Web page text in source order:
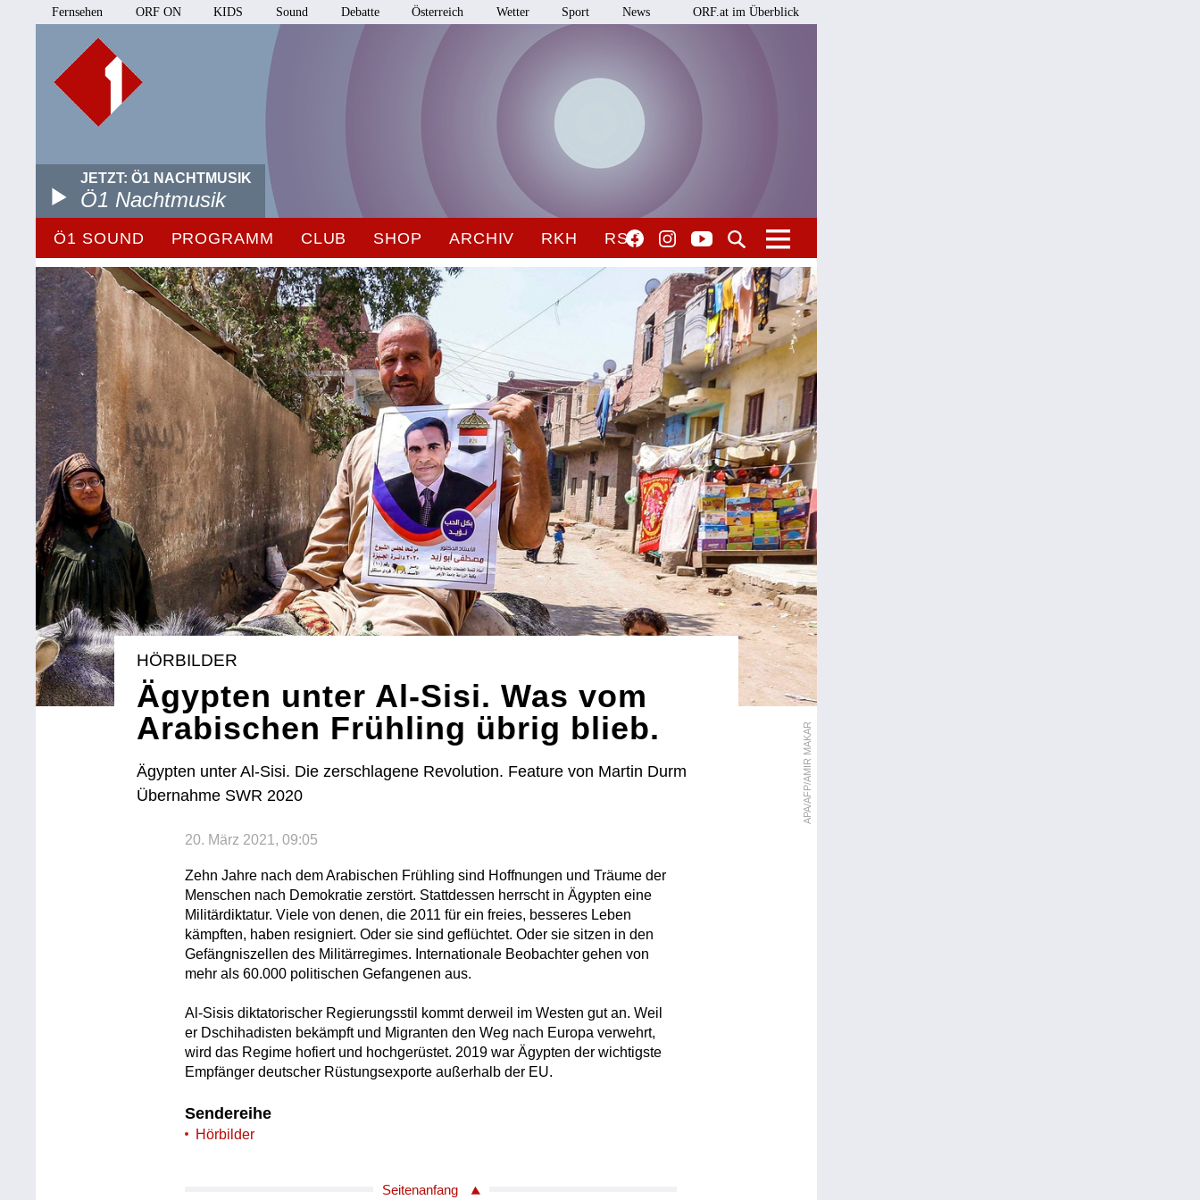
Fernsehen ORF ON KIDS Sound Debatte Österreich Wetter Sport News ORF.at im Überblick
JETZT: Ö1 NACHTMUSIK
Ö1 Nachtmusik
Ö1 SOUND PROGRAMM CLUB SHOP ARCHIV RKH RSO
APA/AFP/AMIR MAKAR
HÖRBILDER
Ägypten unter Al-Sisi. Was vom
Arabischen Frühling übrig blieb.
Ägypten unter Al-Sisi. Die zerschlagene Revolution. Feature von Martin Durm
Übernahme SWR 2020
20. März 2021, 09:05
Zehn Jahre nach dem Arabischen Frühling sind Hoffnungen und Träume der
Menschen nach Demokratie zerstört. Stattdessen herrscht in Ägypten eine
Militärdiktatur. Viele von denen, die 2011 für ein freies, besseres Leben
kämpften, haben resigniert. Oder sie sind geflüchtet. Oder sie sitzen in den
Gefängniszellen des Militärregimes. Internationale Beobachter gehen von
mehr als 60.000 politischen Gefangenen aus.
Al-Sisis diktatorischer Regierungsstil kommt derweil im Westen gut an. Weil
er Dschihadisten bekämpft und Migranten den Weg nach Europa verwehrt,
wird das Regime hofiert und hochgerüstet. 2019 war Ägypten der wichtigste
Empfänger deutscher Rüstungsexporte außerhalb der EU.
Sendereihe
Hörbilder
Seitenanfang